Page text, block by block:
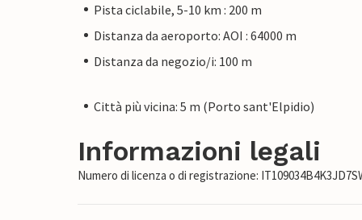
Pista ciclabile, 5-10 km : 200 m
Distanza da aeroporto: AOI : 64000 m
Distanza da negozio/i: 100 m
Città più vicina: 5 m (Porto sant'Elpidio)
Informazioni legali
Numero di licenza o di registrazione: